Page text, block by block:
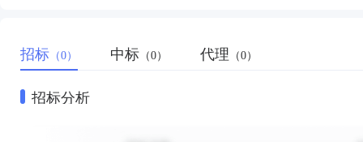
招标 （0） 中标 （0） 代理 （0）
招标分析